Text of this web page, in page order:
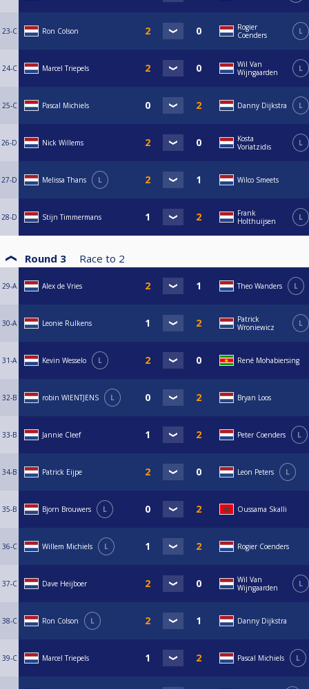
23-C Ron Colson
Rogier
Coenders
L
24-C Marcel Triepels
Wil Van
Wijngaarden
L
25-C Pascal Michiels Danny Dijkstra L
26-D Nick Willems
Kosta
Voriatzidis
L
27-D Melissa Thans L Wilco Smeets
28-D Stijn Timmermans
Frank
Holthuijsen
L
Round 3 Race to 2
29-A Alex de Vries Theo Wanders L
30-A Leonie Rulkens
Patrick
Wroniewicz
L
31-A Kevin Wesselo L René Mohabiersing
32-B robin WIENTJENS L Bryan Loos
33-B Jannie Cleef Peter Coenders L
34-B Patrick Eijpe Leon Peters L
35-B Bjorn Brouwers L Oussama Skalli
36-C Willem Michiels L Rogier Coenders
37-C Dave Heijboer
Wil Van
Wijngaarden
L
38-C Ron Colson L Danny Dijkstra
39-C Marcel Triepels Pascal Michiels L